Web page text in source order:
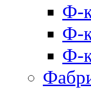
Ф-
Ф-
Ф-